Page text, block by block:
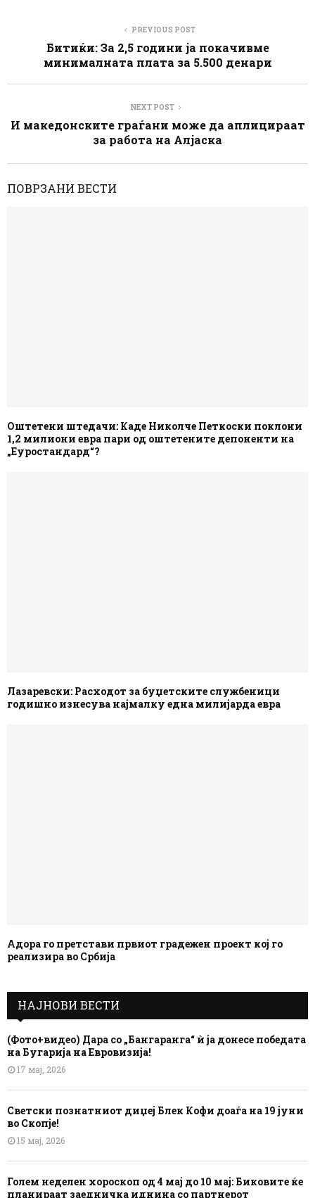
PREVIOUS POST
Битиќи: За 2,5 години ја покачивме
минималната плата за 5.500 денари
NEXT POST
И македонските граѓани може да аплицираат
за работа на Алјаска
ПОВРЗАНИ ВЕСТИ
Оштетени штедачи: Каде Николче Петкоски поклони
1,2 милиони евра пари од оштетените депоненти на
„Еуростандард“?
Лазаревски: Расходот за буџетските службеници
годишно изнесува најмалку една милијарда евра
Адора го претстави првиот градежен проект кој го
реализира во Србија
НАЈНОВИ ВЕСТИ
(Фото+видео) Дара со „Бангаранга“ ѝ ја донесе победата
на Бугарија на Евровизија!
17 мај, 2026
Светски познатниот диџеј Блек Кофи доаѓа на 19 јуни
во Скопје!
15 мај, 2026
Голем неделен хороскоп од 4 мај до 10 мај: Биковите ќе
планираат заедничка иднина со партнерот